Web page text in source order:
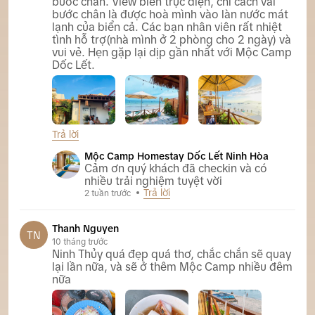
bước chân là được hoà mình vào làn nước mát
lạnh của biển cả. Các bạn nhân viên rất nhiệt
tình hỗ trợ(nhà mình ở 2 phòng cho 2 ngày) và
vui vẻ. Hẹn gặp lại dịp gần nhất với Mộc Camp
Dốc Lết.
Trả lời
Mộc Camp Homestay Dốc Lết Ninh Hòa
Cảm ơn quý khách đã checkin và có
nhiều trải nghiệm tuyệt vời
2 tuần trước Trả lời
TN
Thanh Nguyen
10 tháng trước
Ninh Thủy quá đẹp quá thơ, chắc chắn sẽ quay
lại lần nữa, và sẽ ở thêm Mộc Camp nhiều đêm
nữa